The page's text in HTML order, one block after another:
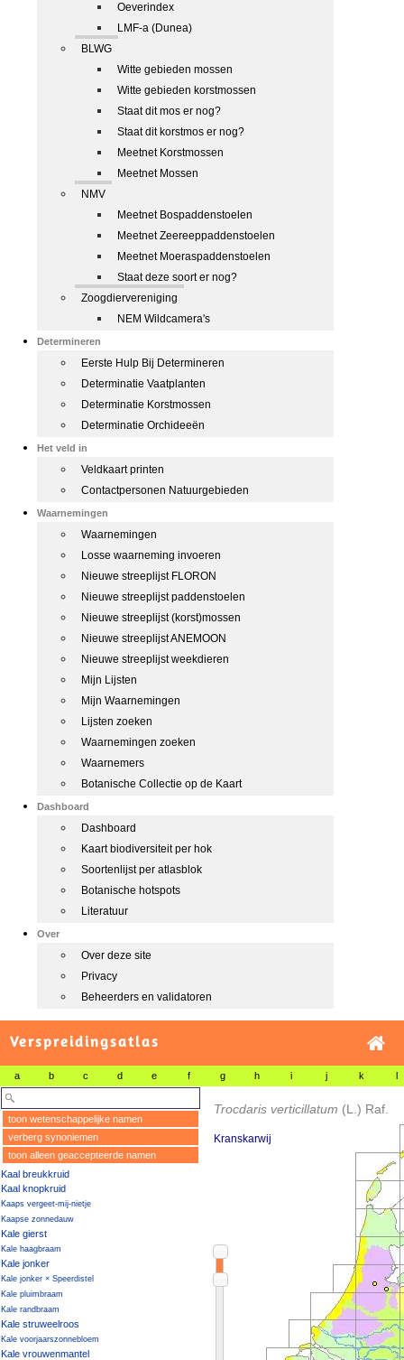
Oeverindex
LMF-a (Dunea)
BLWG
Witte gebieden mossen
Witte gebieden korstmossen
Staat dit mos er nog?
Staat dit korstmos er nog?
Meetnet Korstmossen
Meetnet Mossen
NMV
Meetnet Bospaddenstoelen
Meetnet Zeereeppaddenstoelen
Meetnet Moeraspaddenstoelen
Staat deze soort er nog?
Zoogdiervereniging
NEM Wildcamera's
Determineren
Eerste Hulp Bij Determineren
Determinatie Vaatplanten
Determinatie Korstmossen
Determinatie Orchideeën
Het veld in
Veldkaart printen
Contactpersonen Natuurgebieden
Waarnemingen
Waarnemingen
Losse waarneming invoeren
Nieuwe streeplijst FLORON
Nieuwe streeplijst paddenstoelen
Nieuwe streeplijst (korst)mossen
Nieuwe streeplijst ANEMOON
Nieuwe streeplijst weekdieren
Mijn Lijsten
Mijn Waarnemingen
Lijsten zoeken
Waarnemingen zoeken
Waarnemers
Botanische Collectie op de Kaart
Dashboard
Dashboard
Kaart biodiversiteit per hok
Soortenlijst per atlasblok
Botanische hotspots
Literatuur
Over
Over deze site
Privacy
Beheerders en validatoren
Verspreidingsatlas
a b c d e f g h i j k l
toon wetenschappelijke namen
verberg synoniemen
toon alleen geaccepteerde namen
Kaal breukkruid
Kaal knopkruid
Kaaps vergeet-mij-nietje
Kaapse zonnedauw
Kale gierst
Kale haagbraam
Kale jonker
Kale jonker × Speerdistel
Kale pluimbraam
Kale randbraam
Kale struweelroos
Kale voorjaarszonnebloem
Kale vrouwenmantel
Trocdaris verticillatum (L.) Raf.
Kranskarwij